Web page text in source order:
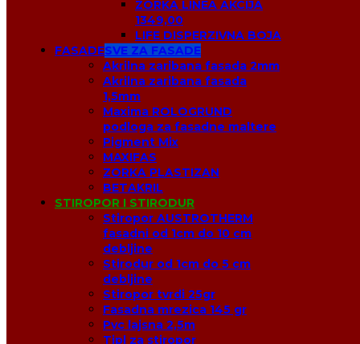
ZORKA LINEA AKCIJA
1349,00
LIFE DISPERZIVNA BOJA
FASADESVE ZA FASADE
Akrilna zaribana fasada 2mm
Akrilna zaribana fasada
1,5mm
Maxima ROLOGRUND
podloga za fasadne maltere
Pigment Mix
MAXIFAS
ZORKA PLASTIZAN
BETAKRIL
STIROPOR I STIRODUR
Stiropor AUSTROTHERM
fasadni od 1cm do 10 cm
debljine
Stirodur od 1cm do 5 cm
debljine
Stiropor tvrdi 25gr
Fasadna mrezica 145 gr
Pvc lajsna 2,5m
Tipl za stiropor